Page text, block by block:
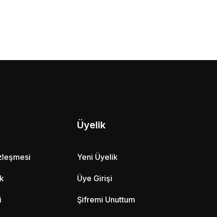
Üyelik
Yeni Üyelik
Üye Girişi
Şifremi Unuttum